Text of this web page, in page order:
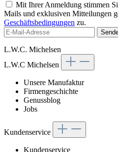
Mit Ihrer Anmeldung stimmen
Mails und exklusiven Mitteilungen
Geschäftsbedingungen zu.
L.W.C. Michelsen
L.W.C Michelsen
Unsere Manufaktur
Firmengeschichte
Genussblog
Jobs
Kundenservice
Kundenservice